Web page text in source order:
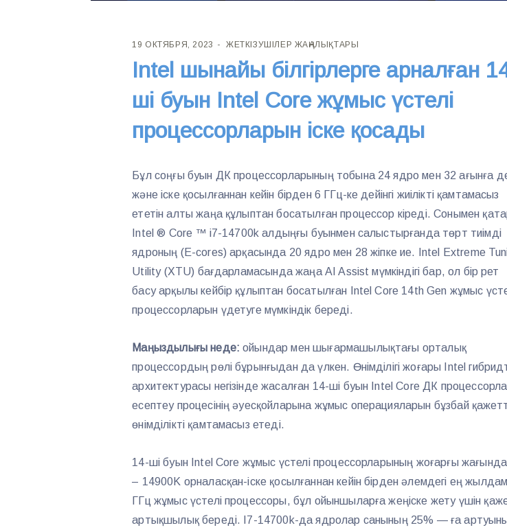
19 ОКТЯБРЯ, 2023 ЖЕТКІЗУШІЛЕР ЖАҢАЛЫҚТАРЫ
Intel шынайы білгірлерге арналған
ші буын Intel Core жұмыс үстелі
процессорларын іске қосады
Бұл соңғы буын ДК процессорларының тобына 24 ядро мен 32 ағынға
және іске қосылғаннан кейін бірден 6 ГГц-ке дейінгі жиілікті қамтамасыз
ететін алты жаңа құлыптан босатылған процессор кіреді. Сонымен
Intel ® Core ™ i7-14700k алдыңғы буынмен салыстырғанда төрт тиімді
ядроның (E-cores) арқасында 20 ядро мен 28 жіпке ие. Intel Extreme
Utility (XTU) бағдарламасында жаңа AI Assist мүмкіндігі бар, ол бір рет
басу арқылы кейбір құлыптан босатылған Intel Core 14th Gen жұмыс
процессорларын үдетуге мүмкіндік береді.
Маңыздылығы неде:ойындар мен шығармашылықтағы орталық
процессордың рөлі бұрынғыдан да үлкен. Өнімділігі жоғары Intel
архитектурасы негізінде жасалған 14-ші буын Intel Core ДК
есептеу процесінің әуесқойларына жұмыс операцияларын бұзбай
өнімділікті қамтамасыз етеді.
14-ші буын Intel Core жұмыс үстелі процессорларының жоғарғы
– 14900K орналасқан-іске қосылғаннан кейін бірден әлемдегі ең
ГГц жұмыс үстелі процессоры, бұл ойыншыларға жеңіске жету үшін
артықшылық береді. I7-14700k-да ядролар санының 25% — ға